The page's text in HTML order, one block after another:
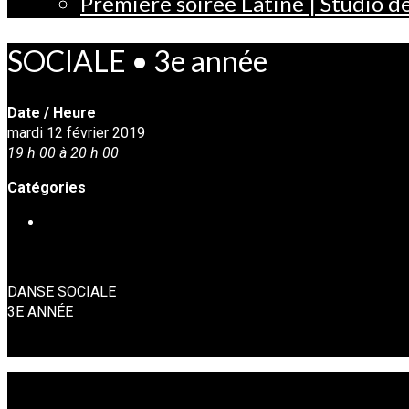
SOCIALE • 3e année
Date / Heure
mardi 12 février 2019
19 h 00 à 20 h 00
Catégories
DANSE SOCIALE
3E ANNÉE